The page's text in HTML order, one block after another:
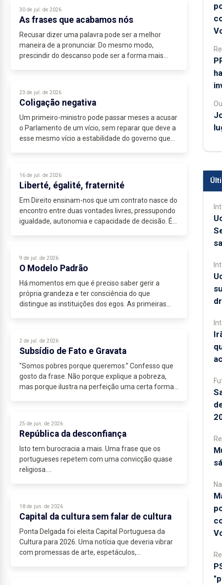
30 de jul. de 2026
As frases que acabamos nós
Recusar dizer uma palavra pode ser a melhor
maneira de a pronunciar. Do mesmo modo,
prescindir do descanso pode ser a forma mais...
23 de jul. de 2026
Coligação negativa
Um primeiro-ministro pode passar meses a acusar
o Parlamento de um vício, sem reparar que deve a
esse mesmo vício a estabilidade do governo que
16 de jul. de 2026
Liberté, égalité, fraternité
Em Direito ensinam-nos que um contrato nasce do
encontro entre duas vontades livres, pressupondo
igualdade, autonomia e capacidade de decisão. É
9 de jul. de 2026
O Modelo Padrão
Há momentos em que é preciso saber gerir a
própria grandeza e ter consciência do que
distingue as instituições dos egos. As primeiras...
2 de jul. de 2026
Subsídio de Fato e Gravata
"Somos pobres porque queremos.” Confesso que
gosto da frase. Não porque explique a pobreza,
mas porque ilustra na perfeição uma certa forma
25 de jun. de 2026
República da desconfiança
Isto tem burocracia a mais. Uma frase que os
portugueses repetem com uma convicção quase
religiosa.
18 de jun. de 2026
Capital da cultura sem falar de cultura
Ponta Delgada foi eleita Capital Portuguesa da
Cultura para 2026. Uma notícia que deveria vibrar
com promessas de arte, espetáculos,...